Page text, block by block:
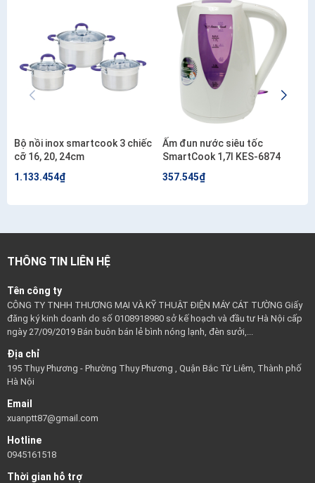
Bộ nồi inox smartcook 3 chiếc
cỡ 16, 20, 24cm
1.133.454₫
Ấm đun nước siêu tốc
SmartCook 1,7l KES-6874
357.545₫
THÔNG TIN LIÊN HỆ
Tên công ty
CÔNG TY TNHH THƯƠNG MẠI VÀ KỸ THUẬT ĐIỆN MÁY CÁT TƯỜNG Giấy
đăng ký kinh doanh do số 0108918980 sở kế hoạch và đầu tư Hà Nội cấp
ngày 27/09/2019 Bán buôn bán lẻ bình nóng lạnh, đèn sưởi,...
Địa chỉ
195 Thụy Phương - Phường Thụy Phương , Quận Bắc Từ Liêm, Thành phố
Hà Nội
Email
xuanptt87@gmail.com
Hotline
0945161518
Thời gian hỗ trợ